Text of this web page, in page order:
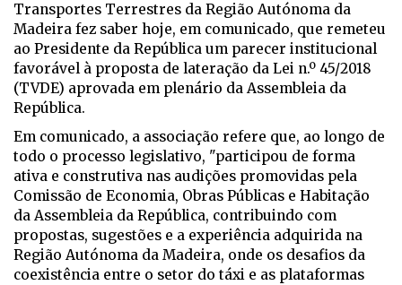
Transportes Terrestres da Região Autónoma da
Madeira fez saber hoje, em comunicado, que remeteu
ao Presidente da República um parecer institucional
favorável à proposta de lateração da Lei n.º 45/2018
(TVDE) aprovada em plenário da Assembleia da
República.
Em comunicado, a associação refere que, ao longo de
todo o processo legislativo, "participou de forma
ativa e construtiva nas audições promovidas pela
Comissão de Economia, Obras Públicas e Habitação
da Assembleia da República, contribuindo com
propostas, sugestões e a experiência adquirida na
Região Autónoma da Madeira, onde os desafios da
coexistência entre o setor do táxi e as plataformas